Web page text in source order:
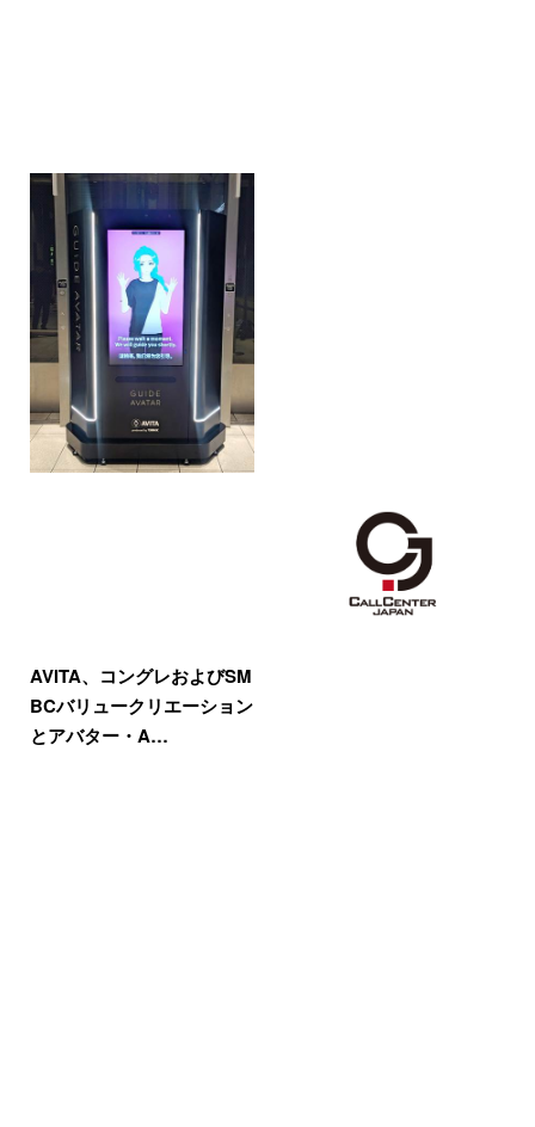
AVITA、コングレおよびSM
BCバリュークリエーション
とアバター・A…